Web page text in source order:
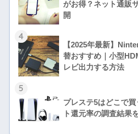
がお得？ネット通販
開
4
【2025年最新】
替おすすめ｜小型
レビ出力する方法
5
プレステ5はどこで
ト還元率の調査結果